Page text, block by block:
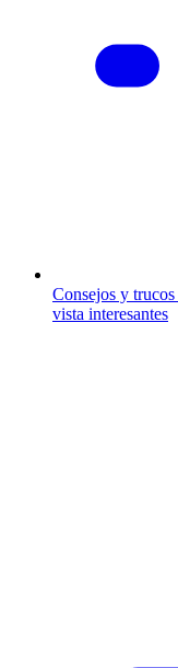
Consejos y trucos
vista interesantes